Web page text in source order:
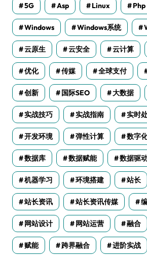
5G Asp Linux Php
Windows Windows系统
云原生 云安全 云计算
优化 传媒 全球支付
创新 国际SEO 大数据
实战技巧 实战指南 实时
开发环境 弹性计算 数字
数据库 数据赋能 数据驱
机器学习 环境搭建 站长
站长资讯 站长资讯传媒
网站设计 网站运营 融合
赋能 跨界融合 进阶实战